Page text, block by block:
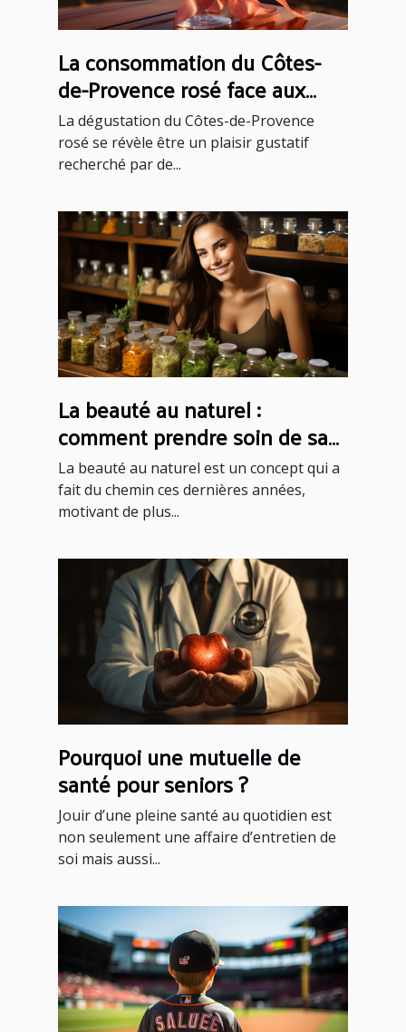
La consommation du Côtes-
de-Provence rosé face aux
enjeux de l'alcoolisme
La dégustation du Côtes-de-Provence
rosé se révèle être un plaisir gustatif
recherché par de...
La beauté au naturel :
comment prendre soin de sa
peau sans produits chimiques
La beauté au naturel est un concept qui a
fait du chemin ces dernières années,
motivant de plus...
Pourquoi une mutuelle de
santé pour seniors ?
Jouir d’une pleine santé au quotidien est
non seulement une affaire d’entretien de
soi mais aussi...